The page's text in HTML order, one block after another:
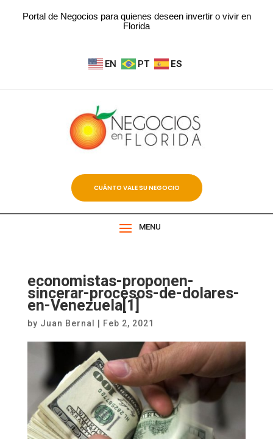
Portal de Negocios para quienes deseen invertir o vivir en
Florida
EN PT ES
CUÁNTO VALE SU NEGOCIO
MENU
economistas-proponen-
sincerar-procesos-de-dolares-
en-Venezuela[1]
by Juan Bernal Feb 2, 2021